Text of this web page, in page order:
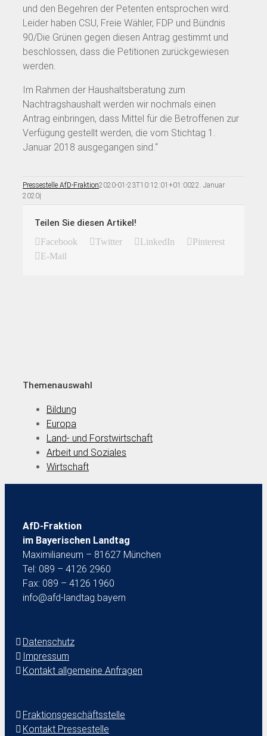
und den Begehren der Petenten entsprochen wird.
Leider haben CSU, Freie Wähler, FDP und Bündnis
90/Die Grünen gegen diesen Antrag gestimmt und
beschlossen, dass die Petitionen zurückgewiesen
werden.
Im Rahmen der Haushaltsberatung zum
Nachtragshaushalt werden wir nochmals einen
Antrag einbringen, dass Mittel für die Betroffenen zur
Verfügung gestellt werden, die vom Stichtag 1.
Januar 2018 ausgegangen sind.“
Pressestelle AfD-Fraktion2020-01-23T10:12:01+01:0022. Januar
2020|
Teilen Sie diesen Artikel!
Facebook Twitter LinkedIn
Pinterest
E-Mail
Themenauswahl
Bildung
Europa
Land- und Forstwirtschaft
Arbeit und Soziales
Wirtschaft
AfD-Fraktion
im Bayerischen Landtag
Maximilianeum – 81627 München
Tel: 089 – 4126 2960
Fax: 089 – 4126 1960
info@afd-landtag.bayern
Datenschutz
Impressum
Kontakt allgemeine Anfragen
Fraktionsgeschäftsstelle
Kontakt Pressestelle